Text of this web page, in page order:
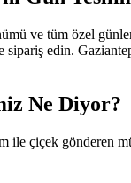
ve tüm özel
sipariş edin.
Ne Diyor?
ile çiçek gönderen